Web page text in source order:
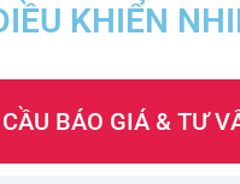
KHIỂN
BÁO GIÁ & TƯ